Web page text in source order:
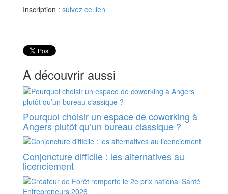
Inscription : suivez ce lien
A découvrir aussi
Pourquoi choisir un espace de coworking à
Angers plutôt qu’un bureau classique ?
Conjoncture difficile : les alternatives au
licenciement